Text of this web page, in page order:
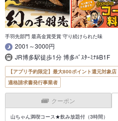
手羽先部門 最高金賞受賞 守り続けられた味
2001～3000円
JR博多駅徒歩1分 博多ﾊﾞｽﾀｰﾐﾅﾙB1F
【アプリ予約限定】最大800ポイント還元対象店
適格請求書発行事業者
クーポン
山ちゃん満喫コース★飲み放題付（3時間）